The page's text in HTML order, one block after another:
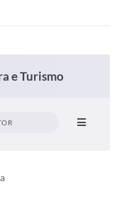
e Turismo